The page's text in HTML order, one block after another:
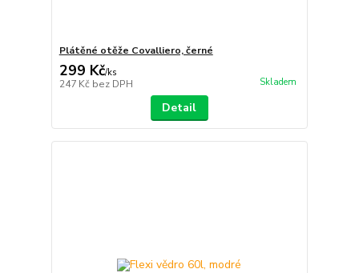
Plátěné otěže Covalliero, černé
299 Kč/ks
247 Kč bez DPH Skladem
Detail